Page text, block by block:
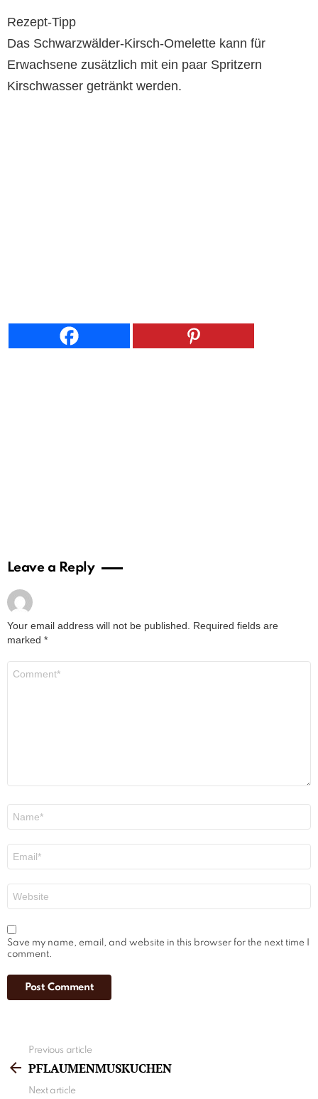
Rezept-Tipp
Das Schwarzwälder-Kirsch-Omelette kann für
Erwachsene zusätzlich mit ein paar Spritzern
Kirschwasser getränkt werden.
Leave a Reply
Your email address will not be published.
Required fields are
marked *
Save my name, email, and website in this browser for the next time I
comment.
more
Previous article
PFLAUMENMUSKUCHEN
Next article